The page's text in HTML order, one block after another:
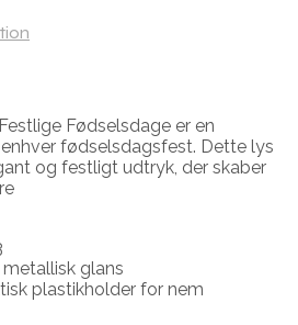
Fødselsdage er en
fødselsdagsfest. Dette lys
og festligt udtryk, der skaber
glans
plastikholder for nem